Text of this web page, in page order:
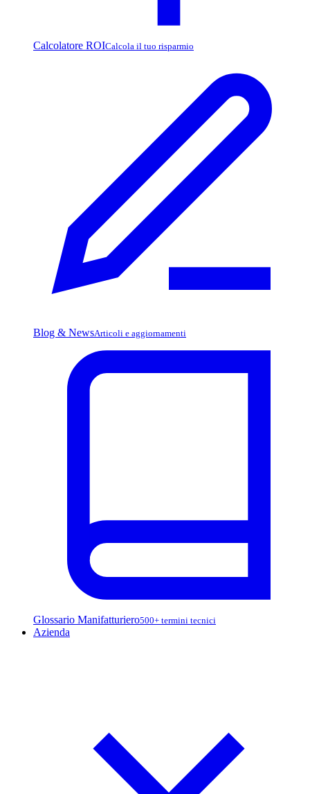
Calcolatore ROICalcola il tuo risparmio
Blog & NewsArticoli e aggiornamenti
Glossario Manifatturiero500+ termini tecnici
Azienda